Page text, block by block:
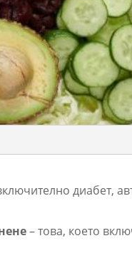
диабет,
– това, което